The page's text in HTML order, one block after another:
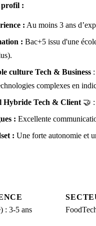
:
: Au moins 3 ans
: Bac+5 issu d'une
culture Tech & Business
complexes en
Hybride Tech & Client 🤝 :
: Excellente
: Une forte autonomie et
: 3-5 ans